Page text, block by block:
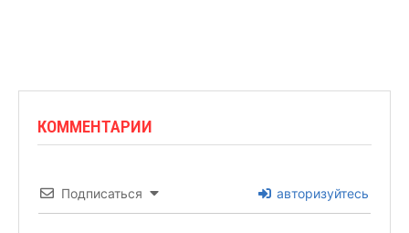
КОММЕНТАРИИ
Подписаться авторизуйтесь